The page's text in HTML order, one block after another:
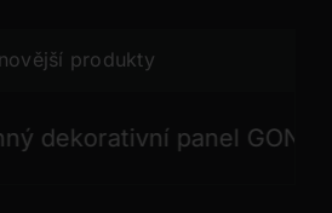
produkty
panel GONG